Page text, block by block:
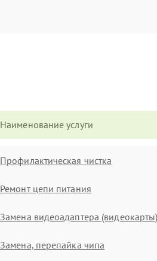
Наименование услуги
Профилактическая чистка
Ремонт цепи питания
Замена видеоадаптера (видеокарты)
Замена, перепайка чипа